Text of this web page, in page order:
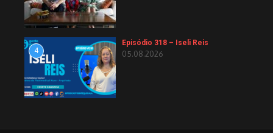
4
Episódio 318 – Iseli Reis
05.08.2026